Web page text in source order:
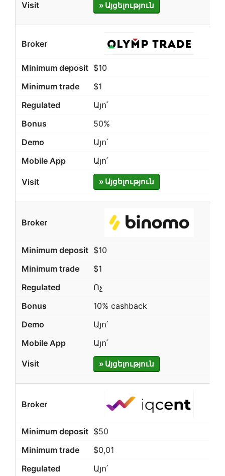
» Այցելություն
$10
$1
Այո՛
50%
Այո՛
Այո՛
» Այցելություն
$10
$1
Ոչ
10% cashback
Այո՛
Այո՛
» Այցելություն
$50
$0,01
Այո՛